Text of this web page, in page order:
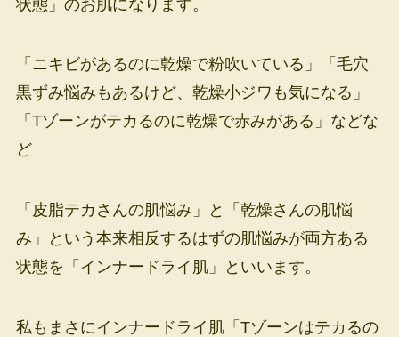
状態」のお肌になります。
「ニキビがあるのに乾燥で粉吹いている」「毛穴
黒ずみ悩みもあるけど、乾燥小ジワも気になる」
「Tゾーンがテカるのに乾燥で赤みがある」などな
ど
「皮脂テカさんの肌悩み」と「乾燥さんの肌悩
み」という本来相反するはずの肌悩みが両方ある
状態を「インナードライ肌」といいます。
私もまさにインナードライ肌「Tゾーンはテカるの